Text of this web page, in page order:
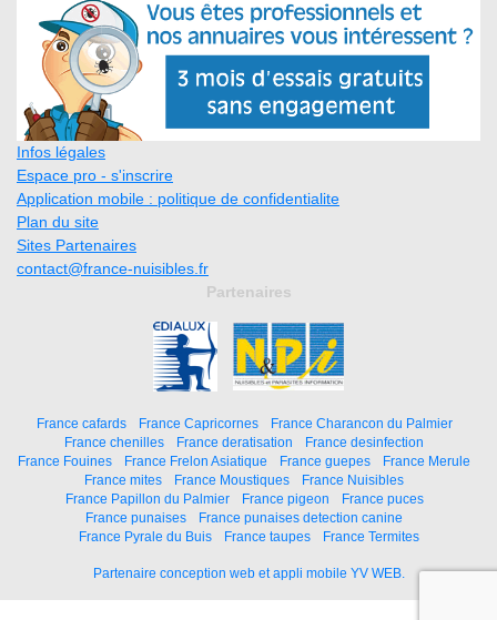
Infos légales
Espace pro - s'inscrire
Application mobile : politique de confidentialite
Plan du site
Sites Partenaires
contact@france-nuisibles.fr
Partenaires
France cafards France Capricornes
France Charancon du Palmier
France chenilles
France deratisation
France desinfection
France Fouines
France Frelon Asiatique France guepes
France Merule
France mites
France Moustiques
France Nuisibles
France Papillon du Palmier
France pigeon
France puces
France punaises
France punaises detection canine
France Pyrale du Buis
France taupes France Termites
Partenaire conception web et appli mobile YV WEB.